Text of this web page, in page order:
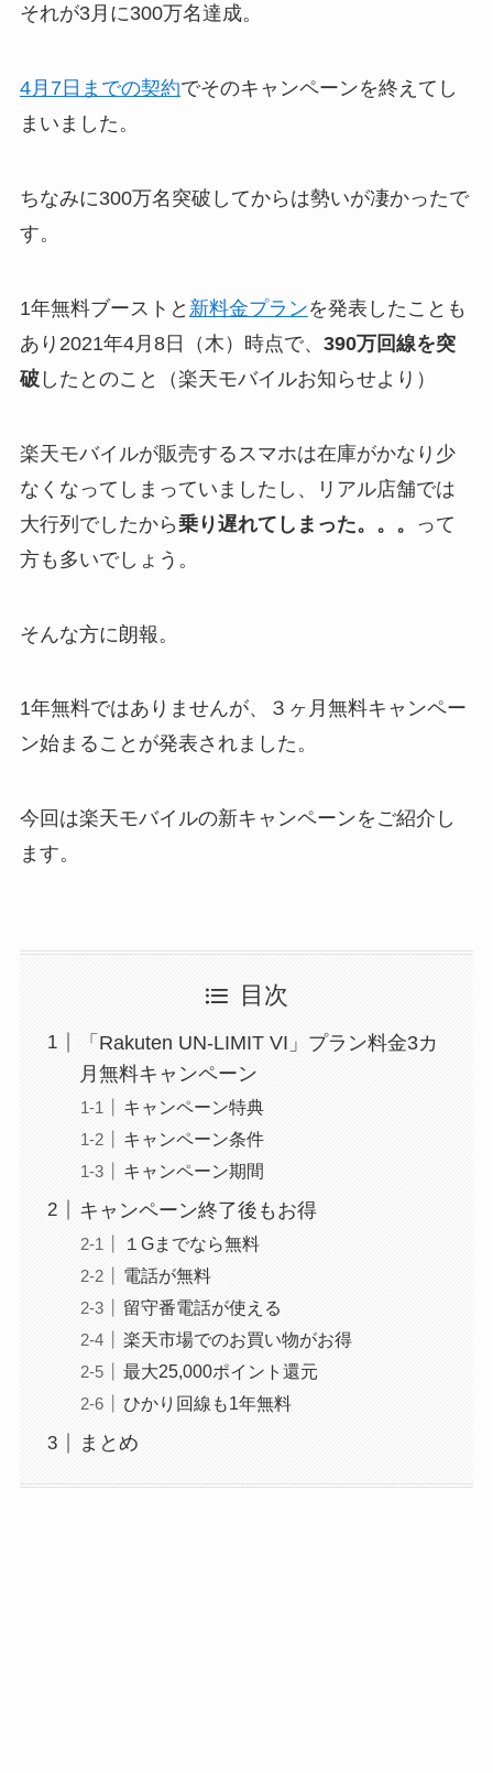
それが3月に300万名達成。
4月7日までの契約でそのキャンペーンを終えてし
まいました。
ちなみに300万名突破してからは勢いが凄かったで
す。
1年無料ブーストと 新料金プランを発表したことも
あり2021年4月8日（木）時点で、 390万回線を突
破したとのこと（楽天モバイルお知らせより）
楽天モバイルが販売するスマホは在庫がかなり少
なくなってしまっていましたし、リアル店舗では
大行列でしたから乗り遅れてしまった。。。
って
方も多いでしょう。
そんな方に朗報。
1年無料ではありませんが、
３ヶ月無料キャンペー
ン始まることが発表されました。
今回は楽天モバイルの新キャンペーンをご紹介し
ます。
目次
「Rakuten UN-LIMIT VI」プラン料金3カ
月無料キャンペーン
キャンペーン特典
キャンペーン条件
キャンペーン期間
キャンペーン終了後もお得
１Gまでなら無料
電話が無料
留守番電話が使える
楽天市場でのお買い物がお得
最大25,000ポイント還元
ひかり回線も1年無料
まとめ